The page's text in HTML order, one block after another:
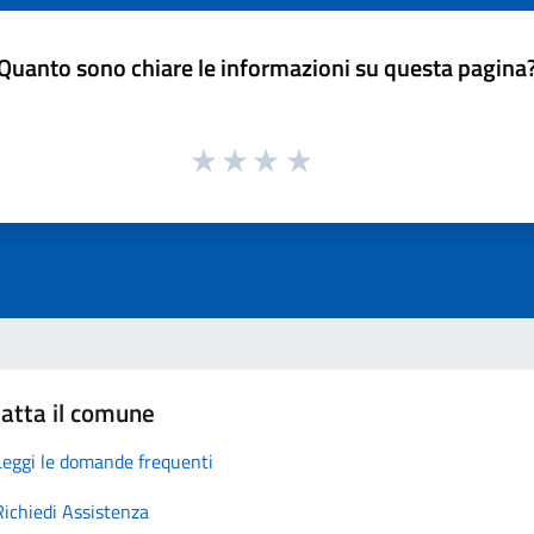
sono chiare le informazioni su questa
il comune
le domande frequenti
Assistenza